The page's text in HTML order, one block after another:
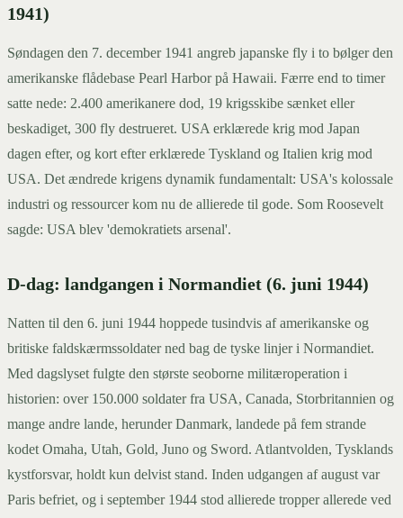
1941)
Søndagen den 7. december 1941 angreb japanske fly i to bølger den
amerikanske flådebase Pearl Harbor på Hawaii. Færre end to timer
satte nede: 2.400 amerikanere dod, 19 krigsskibe sænket eller
beskadiget, 300 fly destrueret. USA erklærede krig mod Japan
dagen efter, og kort efter erklærede Tyskland og Italien krig mod
USA. Det ændrede krigens dynamik fundamentalt: USA's kolossale
industri og ressourcer kom nu de allierede til gode. Som Roosevelt
sagde: USA blev 'demokratiets arsenal'.
D-dag: landgangen i Normandiet (6. juni 1944)
Natten til den 6. juni 1944 hoppede tusindvis af amerikanske og
britiske faldskærmssoldater ned bag de tyske linjer i Normandiet.
Med dagslyset fulgte den største seoborne militæroperation i
historien: over 150.000 soldater fra USA, Canada, Storbritannien og
mange andre lande, herunder Danmark, landede på fem strande
kodet Omaha, Utah, Gold, Juno og Sword. Atlantvolden, Tysklands
kystforsvar, holdt kun delvist stand. Inden udgangen af august var
Paris befriet, og i september 1944 stod allierede tropper allerede ved